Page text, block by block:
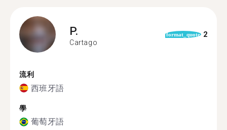
P.
Cartago
format_quote 2
流利
西班牙語
學
葡萄牙語